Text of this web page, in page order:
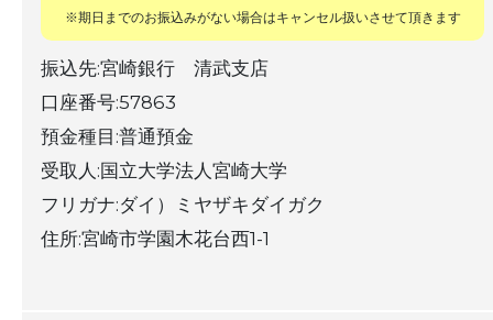
※期日までのお振込みがない場合はキャンセル扱いさせて頂きます
振込先:宮崎銀行 清武支店
口座番号:57863
預金種目:普通預金
受取人:国立大学法人宮崎大学
フリガナ:ダイ）ミヤザキダイガク
住所:宮崎市学園木花台西1-1